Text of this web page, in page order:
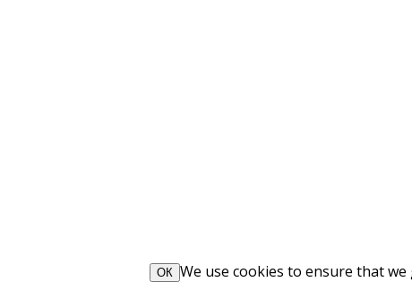
We use cookies to ensure that
ОК